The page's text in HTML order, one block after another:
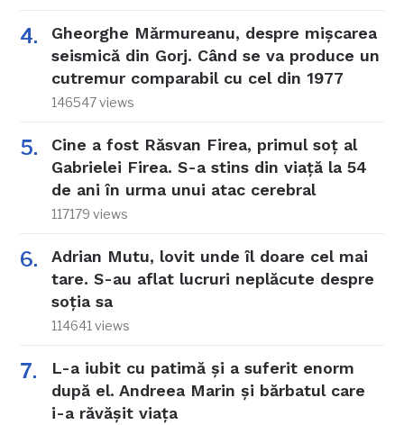
Gheorghe Mărmureanu, despre mișcarea
seismică din Gorj. Când se va produce un
cutremur comparabil cu cel din 1977
146547 views
Cine a fost Răsvan Firea, primul soț al
Gabrielei Firea. S-a stins din viață la 54
de ani în urma unui atac cerebral
117179 views
Adrian Mutu, lovit unde îl doare cel mai
tare. S-au aflat lucruri neplăcute despre
soția sa
114641 views
L-a iubit cu patimă și a suferit enorm
după el. Andreea Marin și bărbatul care
i-a răvășit viața